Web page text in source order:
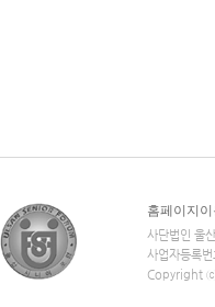
홈페이지
사단법인 울
사업자등록
Copyright